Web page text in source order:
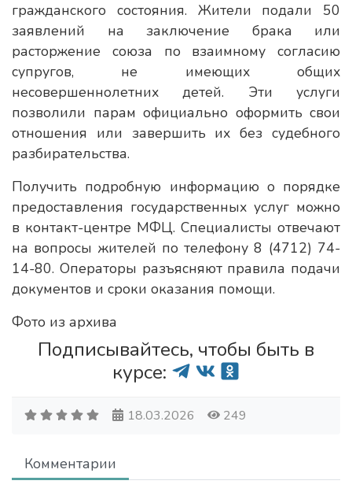
гражданского состояния. Жители подали 50
заявлений на заключение брака или
расторжение союза по взаимному согласию
супругов, не имеющих общих
несовершеннолетних детей. Эти услуги
позволили парам официально оформить свои
отношения или завершить их без судебного
разбирательства.
Получить подробную информацию о порядке
предоставления государственных услуг можно
в контакт-центре МФЦ. Специалисты отвечают
на вопросы жителей по телефону 8 (4712) 74-
14-80. Операторы разъясняют правила подачи
документов и сроки оказания помощи.
Фото из архива
Подписывайтесь, чтобы быть в
курсе:
18.03.2026 249
Комментарии